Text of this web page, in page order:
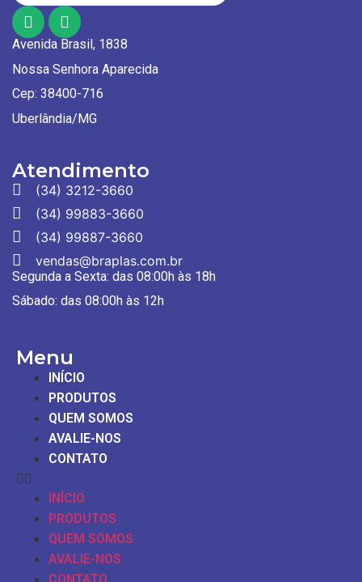
Avenida Brasil, 1838
Nossa Senhora Aparecida
Cep: 38400-716
Uberlândia/MG
Atendimento
(34) 3212-3660
(34) 99883-3660
(34) 99887-3660
vendas@braplas.com.br
Segunda a Sexta: das 08:00h às 18h
Sábado: das 08:00h às 12h
Menu
INÍCIO
PRODUTOS
QUEM SOMOS
AVALIE-NOS
CONTATO
INÍCIO
PRODUTOS
QUEM SOMOS
AVALIE-NOS